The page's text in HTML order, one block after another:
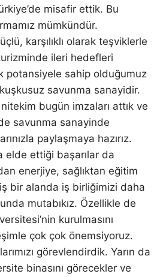
misafir ettik. Bu
mümkündür.
karşılıklı olarak teşviklerle
ileri hedefleri
potansiyele sahip olduğumuz
savunma sanayidir.
bugün imzaları attık ve
savunma sanayinde
paylaşmaya hazırız.
elde ettiği başarılar da
enerjiye, sağlıktan eğitim
bir alanda iş birliğimizi daha
mutabıkız. Özellikle de
kurulmasını
çok çok önemsiyoruz.
görevlendirdik. Yarın da
binasını görecekler ve